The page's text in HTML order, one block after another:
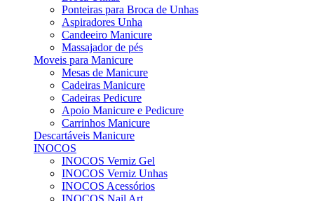
Ponteiras para Broca de Unhas
Aspiradores Unha
Candeeiro Manicure
Massajador de pés
Moveis para Manicure
Mesas de Manicure
Cadeiras Manicure
Cadeiras Pedicure
Apoio Manicure e Pedicure
Carrinhos Manicure
Descartáveis Manicure
INOCOS
INOCOS Verniz Gel
INOCOS Verniz Unhas
INOCOS Acessórios
INOCOS Nail Art